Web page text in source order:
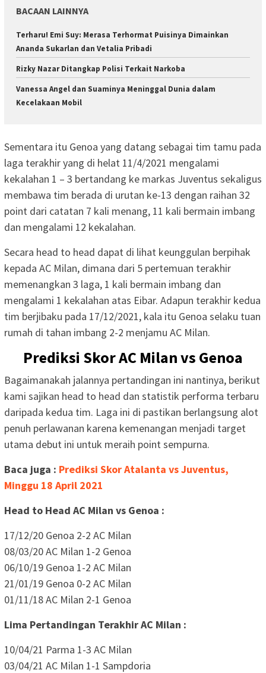
BACAAN LAINNYA
Terharu! Emi Suy: Merasa Terhormat Puisinya Dimainkan
Ananda Sukarlan dan Vetalia Pribadi
Rizky Nazar Ditangkap Polisi Terkait Narkoba
Vanessa Angel dan Suaminya Meninggal Dunia dalam
Kecelakaan Mobil
Sementara itu Genoa yang datang sebagai tim tamu pada
laga terakhir yang di helat 11/4/2021 mengalami
kekalahan 1 – 3 bertandang ke markas Juventus sekaligus
membawa tim berada di urutan ke-13 dengan raihan 32
point dari catatan 7 kali menang, 11 kali bermain imbang
dan mengalami 12 kekalahan.
Secara head to head dapat di lihat keunggulan berpihak
kepada AC Milan, dimana dari 5 pertemuan terakhir
memenangkan 3 laga, 1 kali bermain imbang dan
mengalami 1 kekalahan atas Eibar. Adapun terakhir kedua
tim berjibaku pada 17/12/2021, kala itu Genoa selaku tuan
rumah di tahan imbang 2-2 menjamu AC Milan.
Prediksi Skor AC Milan vs Genoa
Bagaimanakah jalannya pertandingan ini nantinya, berikut
kami sajikan head to head dan statistik performa terbaru
daripada kedua tim. Laga ini di pastikan berlangsung alot
penuh perlawanan karena kemenangan menjadi target
utama debut ini untuk meraih point sempurna.
Baca juga : Prediksi Skor Atalanta vs Juventus,
Minggu 18 April 2021
Head to Head AC Milan vs Genoa :
17/12/20 Genoa 2-2 AC Milan
08/03/20 AC Milan 1-2 Genoa
06/10/19 Genoa 1-2 AC Milan
21/01/19 Genoa 0-2 AC Milan
01/11/18 AC Milan 2-1 Genoa
Lima Pertandingan Terakhir AC Milan :
10/04/21 Parma 1-3 AC Milan
03/04/21 AC Milan 1-1 Sampdoria